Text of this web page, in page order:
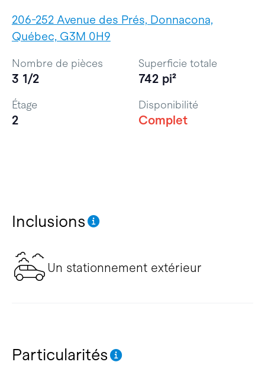
206-252 Avenue des Prés, Donnacona,
Québec, G3M 0H9
Inclusions
Un stationnement extérieur
Particularités
Nombre de pièces
3 1/2
Superficie totale
742 pi²
Étage
2
Disponibilité
Complet